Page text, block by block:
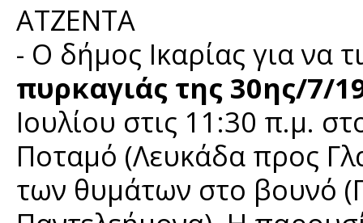
ATZENTA
- Ο δήμος Ικαρίας για να
πυρκαγιάς της 30ης/7/
Ιουλίου στις 11:30 π.μ.
Ποταμό (Λευκάδα προς
των θυμάτων στο βουνό